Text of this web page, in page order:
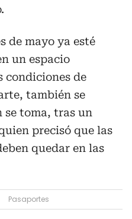
de mayo ya esté
un espacio
condiciones de
también se
se toma, tras un
precisó que las
quedar en las
Pasaportes